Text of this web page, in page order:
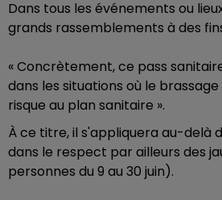
Dans tous les événements ou
grands rassemblements à des
« Concrètement, ce pass
dans les situations où le
risque au plan sanitaire ».
À ce titre, il s'appliquera au-delà
dans le respect par ailleurs des
personnes du 9 au 30 juin).